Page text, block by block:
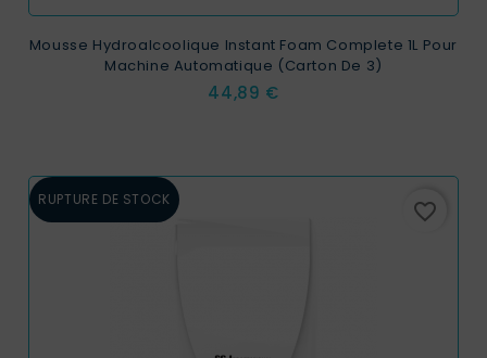
Mousse Hydroalcoolique Instant Foam Complete 1L Pour
Machine Automatique (carton De 3)
Prix
44,89 €
RUPTURE DE STOCK favorite_border